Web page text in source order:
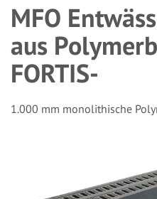
MFO
aus
FORTIS-
1.000 mm monolithische